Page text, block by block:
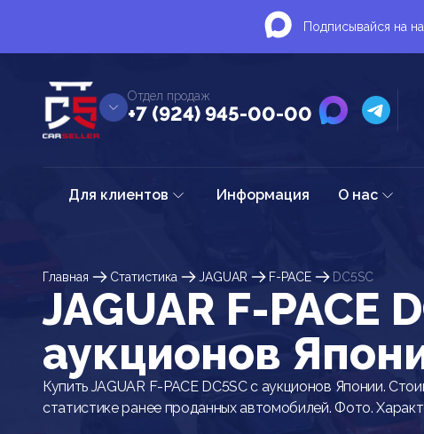
Подписывайся на
Отдел продаж
+7 (924) 945-00-00
Для клиентов Информация О нас
Главная Статистика JAGUAR F-PACE DC5SC
JAGUAR F-PACE
аукционов
Купить JAGUAR F-PACE DC5SC с аукционов Японии.
статистике ранее проданных автомобилей. Фото.